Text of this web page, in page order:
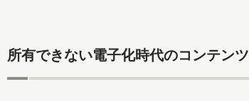
所有できない電子化時代のコンテンツ